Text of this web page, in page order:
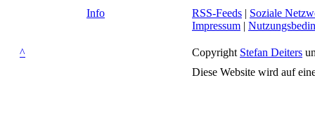
Info
RSS-Feeds | Soziale
Impressum |
^ Copyright Stefan Deiters
Diese Website wird auf